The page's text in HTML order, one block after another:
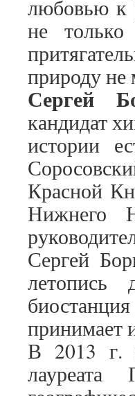
любовью к
не
природу не
Сергей
кандидат
истории
Красной
Нижнего
Сергей
летопись
принимает
В 2013 г.
лауреата